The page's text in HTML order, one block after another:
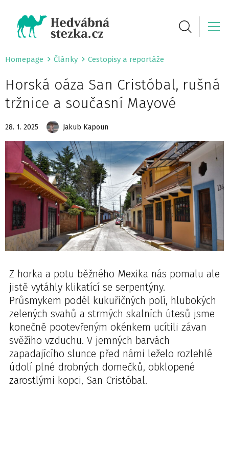
Homepage Články Cestopisy a reportáže
Horská oáza San Cristóbal, rušná
tržnice a současní Mayové
28. 1. 2025 Jakub Kapoun
Z horka a potu běžného Mexika nás pomalu ale
jistě vytáhly klikatící se serpentýny.
Průsmykem podél kukuřičných polí, hlubokých
zelených svahů a strmých skalních útesů jsme
konečně pootevřeným okénkem ucítili závan
svěžího vzduchu. V jemných barvách
zapadajícího slunce před námi leželo rozlehlé
údolí plné drobných domečků, obklopené
zarostlými kopci, San Cristóbal.